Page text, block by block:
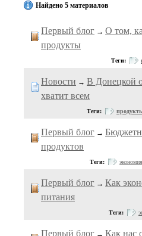
Найдено 5 материалов
Первый блог → О том,
продукты
Теги:
Новости → В Донецкой
хватит всем
Теги:
Первый блог →
продуктов
Теги: экономия
Первый блог → Как
питания
Теги:
Первый блог → Как нас